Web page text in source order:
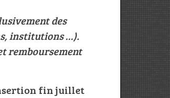
des
institutions …).
remboursement
fin juillet